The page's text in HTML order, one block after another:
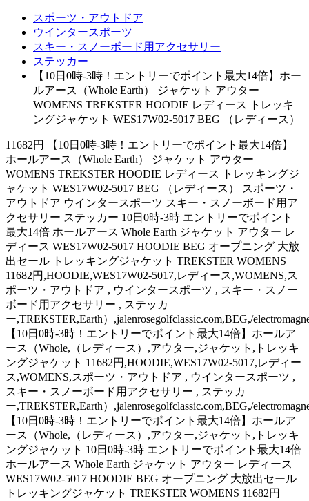
スポーツ・アウトドア
ウインタースポーツ
スキー・スノーボード用アクセサリー
ステッカー
【10日0時-3時！エントリーでポイント最大14倍】ホー
ルアース（Whole Earth） ジャケット アウター
WOMENS TREKSTER HOODIE レディース トレッキ
ングジャケット WES17W02-5017 BEG （レディース）
11682円 【10日0時-3時！エントリーでポイント最大14倍】
ホールアース（Whole Earth） ジャケット アウター
WOMENS TREKSTER HOODIE レディース トレッキングジ
ャケット WES17W02-5017 BEG （レディース） スポーツ・
アウトドア ウインタースポーツ スキー・スノーボード用ア
クセサリー ステッカー 10日0時-3時 エントリーでポイント
最大14倍 ホールアース Whole Earth ジャケット アウター レ
ディース WES17W02-5017 HOODIE BEG オープニング 大放
出セール トレッキングジャケット TREKSTER WOMENS
11682円,HOODIE,WES17W02-5017,レディース,WOMENS,ス
ポーツ・アウトドア , ウインタースポーツ , スキー・スノー
ボード用アクセサリー , ステッカ
ー,TREKSTER,Earth）,jalenrosegolfclassic.com,BEG,/
【10日0時-3時！エントリーでポイント最大14倍】ホールア
ース（Whole,（レディース）,アウター,ジャケット,トレッキ
ングジャケット 11682円,HOODIE,WES17W02-5017,レディー
ス,WOMENS,スポーツ・アウトドア , ウインタースポーツ ,
スキー・スノーボード用アクセサリー , ステッカ
ー,TREKSTER,Earth）,jalenrosegolfclassic.com,BEG,/
【10日0時-3時！エントリーでポイント最大14倍】ホールア
ース（Whole,（レディース）,アウター,ジャケット,トレッキ
ングジャケット 10日0時-3時 エントリーでポイント最大14倍
ホールアース Whole Earth ジャケット アウター レディース
WES17W02-5017 HOODIE BEG オープニング 大放出セール
トレッキングジャケット TREKSTER WOMENS 11682円